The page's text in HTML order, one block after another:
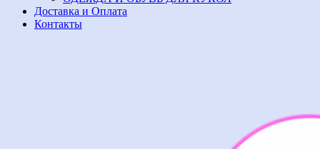
Доставка и Оплата
Контакты